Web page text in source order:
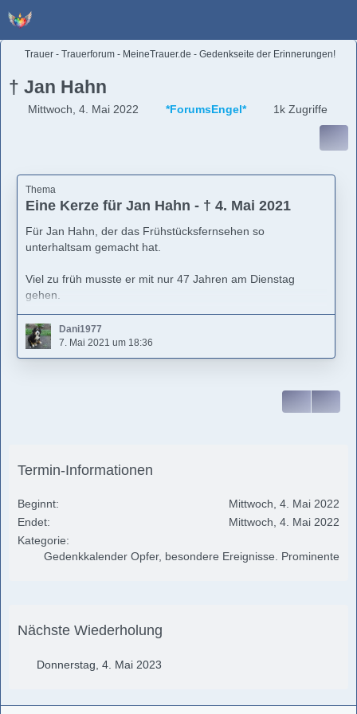
Trauer - Trauerforum - MeineTrauer.de - Gedenkseite der Erinnerungen!
† Jan Hahn
Mittwoch, 4. Mai 2022 *ForumsEngel* 1k Zugriffe
Thema
Eine Kerze für Jan Hahn - † 4. Mai 2021
Für Jan Hahn, der das Frühstücksfernsehen so
unterhaltsam gemacht hat.
Viel zu früh musste er mit nur 47 Jahren am Dienstag
gehen.
Dani1977
7. Mai 2021 um 18:36
Termin-Informationen
Beginnt
Mittwoch, 4. Mai 2022
Endet
Mittwoch, 4. Mai 2022
Kategorie
Gedenkkalender Opfer, besondere Ereignisse. Prominente
Nächste Wiederholung
Donnerstag, 4. Mai 2023